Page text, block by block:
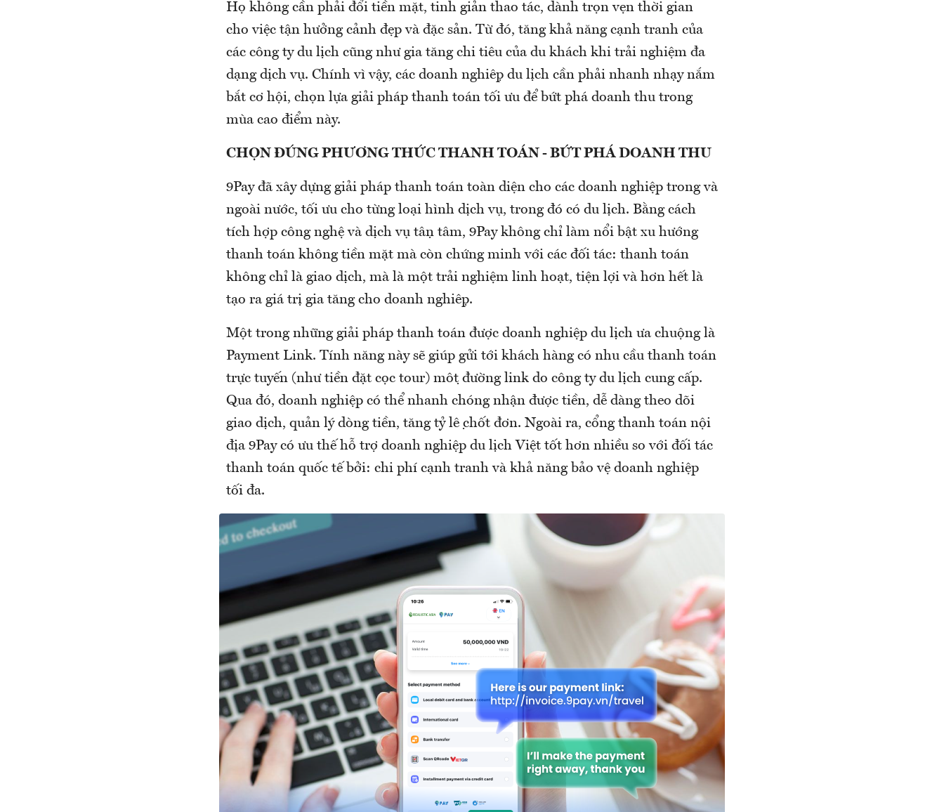
Họ không cần phải đổi tiền mặt, tinh giản thao tác, dành trọn vẹn thời gian
cho việc tận hưởng cảnh đẹp và đặc sản. Từ đó, tăng khả năng cạnh tranh của
các công ty du lịch cũng như gia tăng chi tiêu của du khách khi trải nghiệm đa
dạng dịch vụ. Chính vì vậy, các doanh nghiệp du lịch cần phải nhanh nhạy nắm
bắt cơ hội, chọn lựa giải pháp thanh toán tối ưu để bứt phá doanh thu trong
mùa cao điểm này.
CHỌN ĐÚNG PHƯƠNG THỨC THANH TOÁN - BỨT PHÁ DOANH THU
9Pay đã xây dựng giải pháp thanh toán toàn diện cho các doanh nghiệp trong và
ngoài nước, tối ưu cho từng loại hình dịch vụ, trong đó có du lịch. Bằng cách
tích hợp công nghệ và dịch vụ tận tâm, 9Pay không chỉ làm nổi bật xu hướng
thanh toán không tiền mặt mà còn chứng minh với các đối tác: thanh toán
không chỉ là giao dịch, mà là một trải nghiệm linh hoạt, tiện lợi và hơn hết là
tạo ra giá trị gia tăng cho doanh nghiệp.
Một trong những giải pháp thanh toán được doanh nghiệp du lịch ưa chuộng là
Payment Link. Tính năng này sẽ giúp gửi tới khách hàng có nhu cầu thanh toán
trực tuyến (như tiền đặt cọc tour) một đường link do công ty du lịch cung cấp.
Qua đó, doanh nghiệp có thể nhanh chóng nhận được tiền, dễ dàng theo dõi
giao dịch, quản lý dòng tiền, tăng tỷ lệ chốt đơn. Ngoài ra, cổng thanh toán nội
địa 9Pay có ưu thế hỗ trợ doanh nghiệp du lịch Việt tốt hơn nhiều so với đối tác
thanh toán quốc tế bởi: chi phí cạnh tranh và khả năng bảo vệ doanh nghiệp
tối đa.